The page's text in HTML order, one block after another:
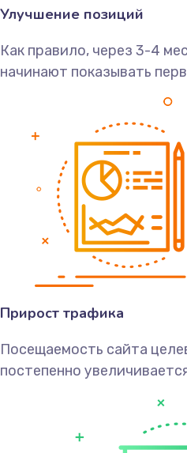
Улучшение позиций
Как правило, через 3-4
начинают показывать
Прирост трафика
Посещаемость сайта
постепенно